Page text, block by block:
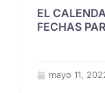
EL
FECHAS
mayo 11,